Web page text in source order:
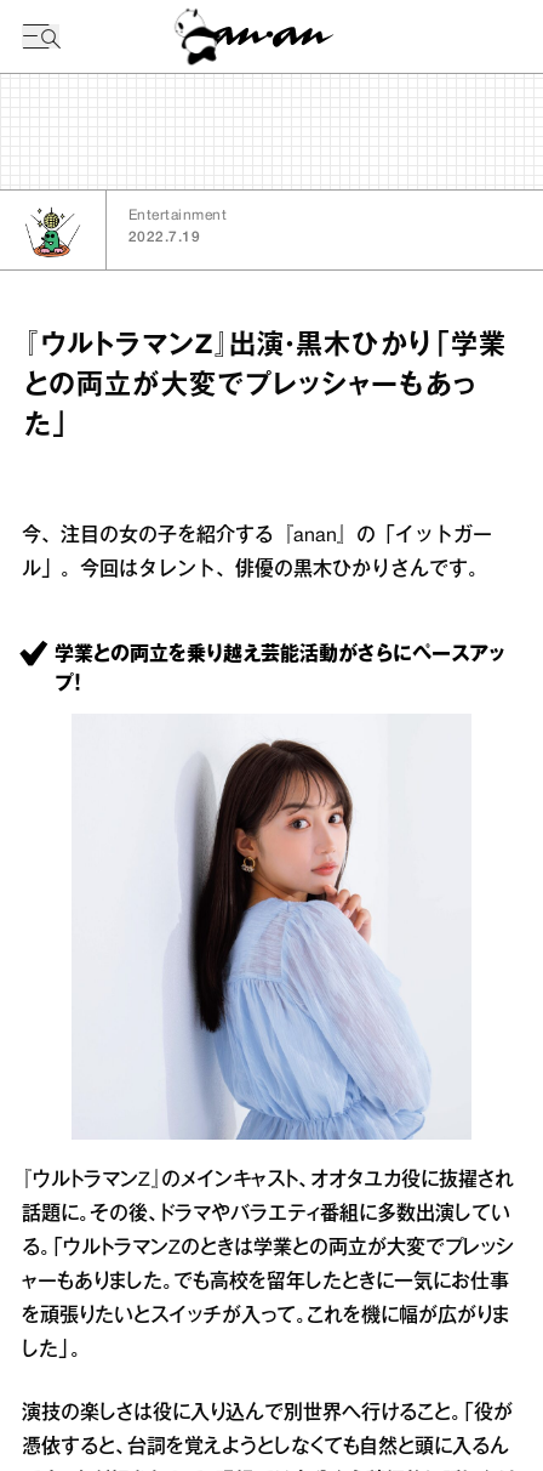
Entertainment
2022.7.19
『ウルトラマンZ』出演・黒木ひかり「学業
との両立が大変でプレッシャーもあっ
た」
今、注目の女の子を紹介する『anan』の「イットガー
ル」。今回はタレント、俳優の黒木ひかりさんです。
学業との両立を乗り越え芸能活動がさらにペースアッ
プ！
『ウルトラマンZ』のメインキャスト、オオタユカ役に抜擢され
話題に。その後、ドラマやバラエティ番組に多数出演してい
る。「ウルトラマンZのときは学業との両立が大変でプレッシ
ャーもありました。でも高校を留年したときに一気にお仕事
を頑張りたいとスイッチが入って。これを機に幅が広がりま
した」。
演技の楽しさは役に入り込んで別世界へ行けること。「役が
憑依すると、台詞を覚えようとしなくても自然と頭に入るん